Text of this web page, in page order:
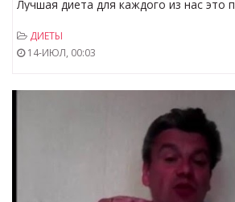
Лучшая диета для каждого из нас это
ДИЕТЫ
14-ИЮЛ, 00:03